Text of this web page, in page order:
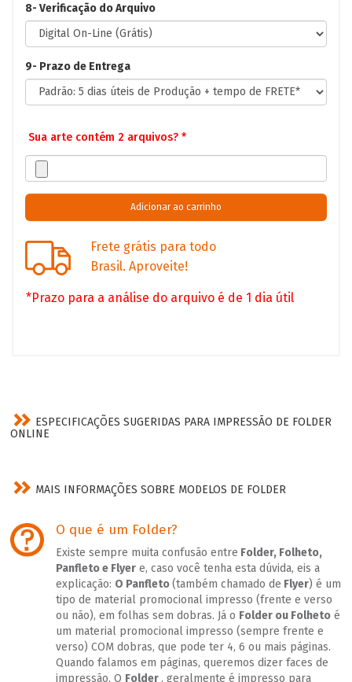
8- Verificação do Arquivo
9- Prazo de Entrega
Sua arte contém 2 arquivos? *
Frete grátis para todo
Brasil. Aproveite!
*Prazo para a análise do arquivo é de 1 dia útil
ESPECIFICAÇÕES SUGERIDAS PARA IMPRESSÃO DE FOLDER
ONLINE
MAIS INFORMAÇÕES SOBRE MODELOS DE FOLDER
O que é um Folder?
Existe sempre muita confusão entre Folder, Folheto,
Panfleto e Flyere, caso você tenha esta dúvida, eis a
explicação: O Panfleto(também chamado de Flyer) é um
tipo de material promocional impresso (frente e verso
ou não), em folhas sem dobras. Já o Folder ou Folhetoé
um material promocional impresso (sempre frente e
verso) COM dobras, que pode ter 4, 6 ou mais páginas.
Quando falamos em páginas, queremos dizer faces de
impressão. O Folder , geralmente é impresso para